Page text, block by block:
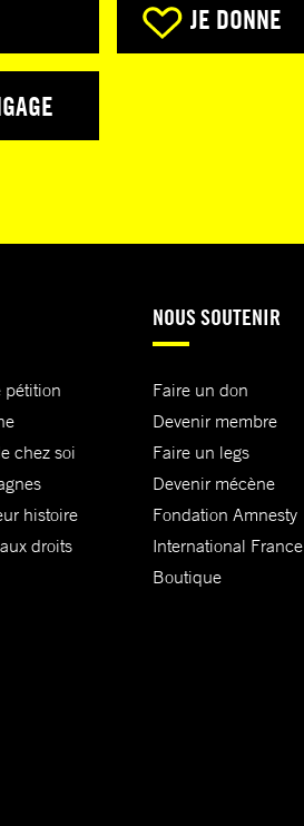
JE DONNE
pétition
chez soi
histoire
droits
NOUS SOUTENIR
Faire un don
Devenir membre
Faire un legs
Devenir mécène
Fondation Amnesty
International France
Boutique